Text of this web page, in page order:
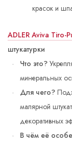
красок и
ADLER Aviva Tiro-
штукатурки
Что это?
минеральных
Для чего?
малярной
декоративных
В чём её